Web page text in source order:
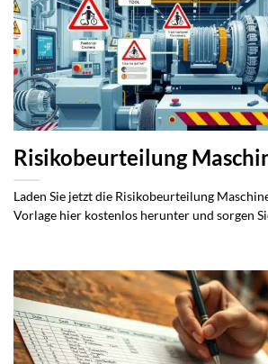
Risikobeurteilung
Laden Sie jetzt die Risikobeurteilung
Vorlage hier kostenlos herunter und sorgen